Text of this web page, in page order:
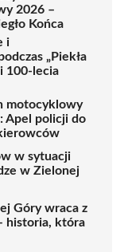
2026 –
Końca
i
„Piekła
100-lecia
motocyklowy
Apel policji do
w sytuacji
w Zielonej
Góry wraca z
historia, która